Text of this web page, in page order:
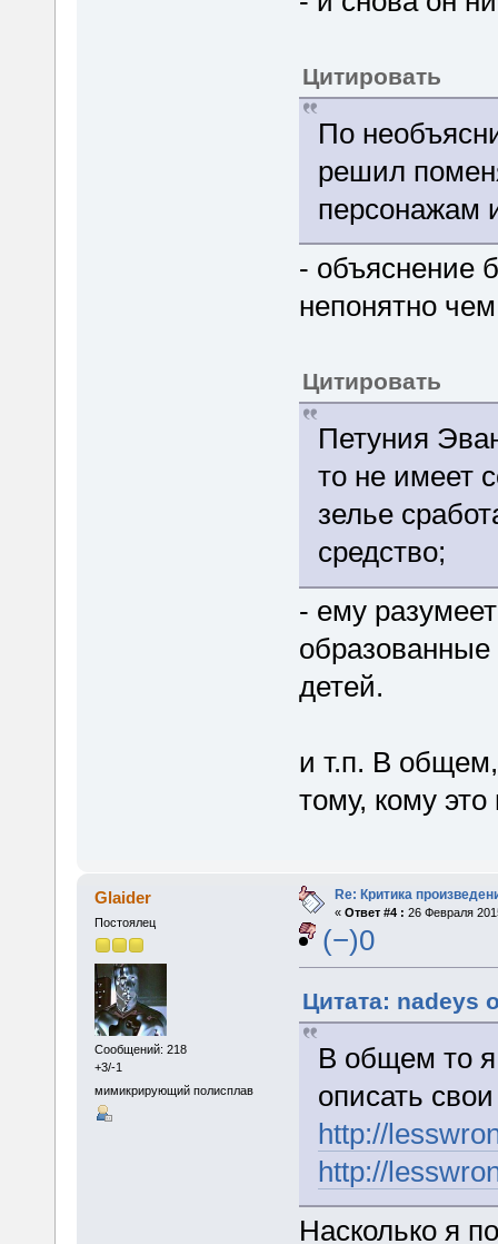
Цитировать
По
решил
персонажам
- объяснение
непонятно
Цитировать
Петуния
то не имеет
зелье
средство;
- ему
детей.
и т.п. В
тому, кому это
Glaider
Постоялец
Сообщений: 218
+3/-1
мимикрирующий полисплав
Re: Критика
« Ответ #4 : 26 Февраля
(−)0
Цитата: nadeys
В общем то
описать
http://
http://
Насколько я